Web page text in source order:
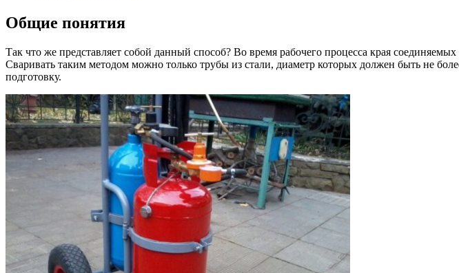
Общие понятия
Так что же представляет собой данный способ? Во время рабочего процесса края
Сваривать таким методом можно только трубы из стали, диаметр которых должен быть не
подготовку.